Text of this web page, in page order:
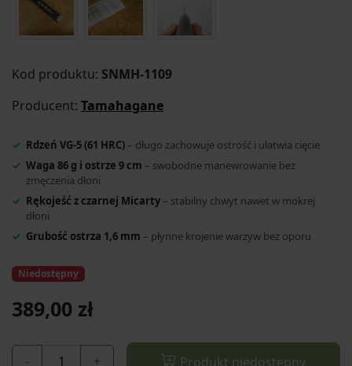
Kod produktu: SNMH-1109
Producent: Tamahagane
Rdzeń VG-5 (61 HRC) – długo zachowuje ostrość i ułatwia cięcie
Waga 86 g i ostrze 9 cm – swobodne manewrowanie bez
zmęczenia dłoni
Rękojeść z czarnej Micarty – stabilny chwyt nawet w mokrej
dłoni
Grubość ostrza 1,6 mm – płynne krojenie warzyw bez oporu
Niedostępny
389,00 zł
- + Produkt niedostępny